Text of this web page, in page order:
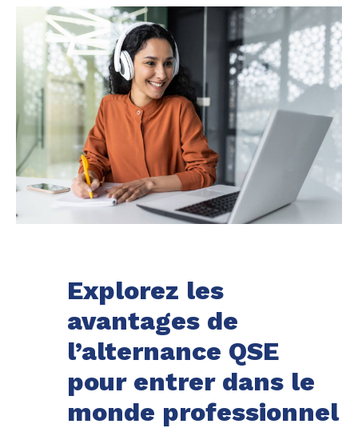
Explorez les
avantages de
l’alternance QSE
pour entrer dans le
monde professionnel